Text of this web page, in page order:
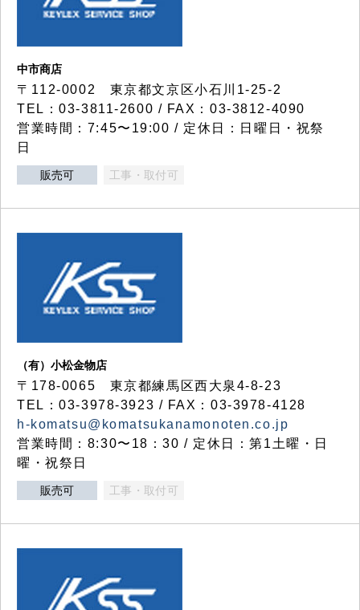
中市商店
〒112-0002 東京都文京区小石川1-25-2
TEL：03-3811-2600 / FAX：03-3812-4090
営業時間：7:45〜19:00 / 定休日：日曜日・祝祭
日
販売可 工事・取付可
（有）小松金物店
〒178-0065 東京都練馬区西大泉4-8-23
TEL：03-3978-3923 / FAX：03-3978-4128
h-komatsu@komatsukanamonoten.co.jp
営業時間：8:30〜18：30 / 定休日：第1土曜・日
曜・祝祭日
販売可 工事・取付可